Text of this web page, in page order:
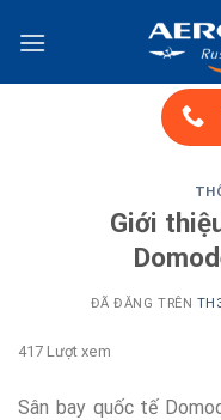
đến
Giới
ĐÃ ĐĂNG TRÊN
417 Lượt xem
Sân bay quốc tế